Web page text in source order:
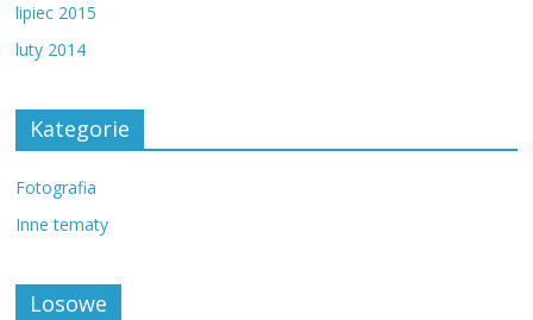
lipiec 2015
luty 2014
Kategorie
Fotografia
Inne tematy
Losowe